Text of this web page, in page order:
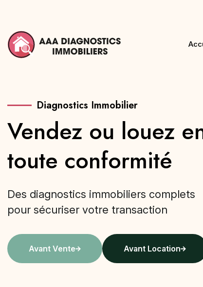
Diagnostics Immobilier
Vendez ou louez
toute conformité
Des diagnostics immobiliers complets
pour sécuriser votre transaction
Avant Vente Avant Location
Diagnostic PEMD